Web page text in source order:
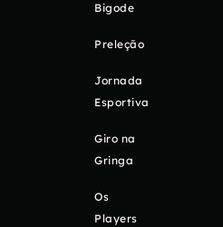
Bigode
Preleção
Jornada
Esportiva
Giro na
Gringa
Os
Players